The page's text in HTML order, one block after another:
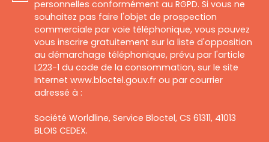
personnelles conformément au RGPD. Si vous ne
souhaitez pas faire l'objet de prospection
commerciale par voie téléphonique, vous pouvez
vous inscrire gratuitement sur la liste d'opposition
au démarchage téléphonique, prévu par l'article
L223-1 du code de la consommation, sur le site
Internet www.bloctel.gouv.fr ou par courrier
adressé à :
Société Worldline, Service Bloctel, CS 61311, 41013
BLOIS CEDEX.